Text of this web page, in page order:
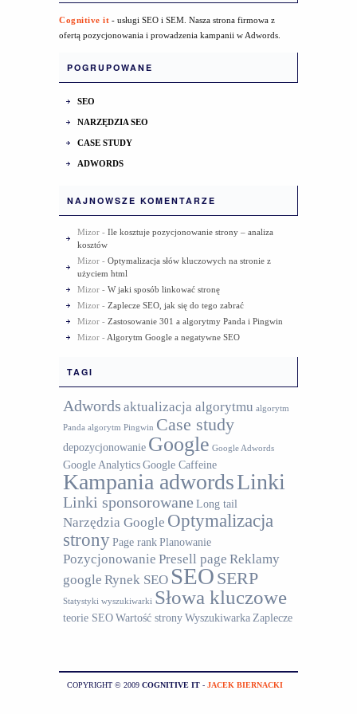
Cognitive it - usługi SEO i SEM. Nasza strona firmowa z
ofertą pozycjonowania i prowadzenia kampanii w Adwords.
POGRUPOWANE
SEO
NARZĘDZIA SEO
CASE STUDY
ADWORDS
NAJNOWSZE KOMENTARZE
Mizor - Ile kosztuje pozycjonowanie strony – analiza
kosztów
Mizor - Optymalizacja słów kluczowych na stronie z
użyciem html
Mizor - W jaki sposób linkować stronę
Mizor - Zaplecze SEO, jak się do tego zabrać
Mizor - Zastosowanie 301 a algorytmy Panda i Pingwin
Mizor - Algorytm Google a negatywne SEO
TAGI
Adwords aktualizacja algorytmu algorytm
Panda algorytm Pingwin Case study
depozycjonowanie Google Google Adwords
Google AnalyticsGoogle Caffeine
Kampania adwordsLinki
Linki sponsorowane Long tail
Narzędzia Google Optymalizacja
stronyPage rankPlanowanie
Pozycjonowanie Presell page Reklamy
google Rynek SEO SEO SERP
Statystyki wyszukiwarki Słowa kluczowe
teorie SEOWartość stronyWyszukiwarka Zaplecze
COPYRIGHT © 2009 COGNITIVE IT - JACEK BIERNACKI